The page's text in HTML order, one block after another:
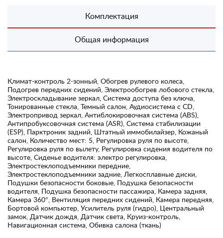
Комплектация
Общая информация
Климат-контроль 2-зонный, Обогрев рулевого колеса,
Подогрев передних сидений, Электрообогрев лобового стекла,
Электроскладывание зеркал, Система доступа без ключа,
Тонированные стекла, Темный салон, Аудиосистема с CD,
Электропривод зеркал, Антиблокировочная система (ABS),
Антипробуксовочная система (ASR), Система стабилизации
(ESP), Парктроник задний, Штатный иммобилайзер, Кожаный
салон, Количество мест: 5, Регулировка руля по высоте,
Регулировка руля по вылету, Регулировка сидения водителя по
высоте, Сиденье водителя: электро регулировка,
Электростеклоподъемники передние,
Электростеклоподъемники задние, Легкосплавные диски,
Подушки безопасности боковые, Подушка безопасности
водителя, Подушка безопасности пассажира, Камера задняя,
Камера 360°, Вентиляция передних сидений, Камера передняя,
Бортовой компьютер, Усилитель руля (гидро), Центральный
замок, Датчик дождя, Датчик света, Круиз-контроль,
Навигационная система, Обивка салона (ткань)